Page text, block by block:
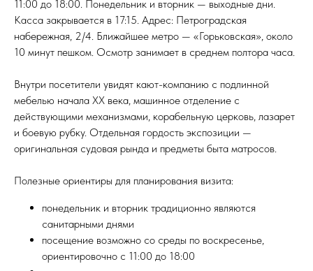
11:00 до 18:00. Понедельник и вторник — выходные дни.
Касса закрывается в 17:15. Адрес: Петроградская
набережная, 2/4. Ближайшее метро — «Горьковская», около
10 минут пешком. Осмотр занимает в среднем полтора часа.
Внутри посетители увидят кают-компанию с подлинной
мебелью начала XX века, машинное отделение с
действующими механизмами, корабельную церковь, лазарет
и боевую рубку. Отдельная гордость экспозиции —
оригинальная судовая рында и предметы быта матросов.
Полезные ориентиры для планирования визита:
понедельник и вторник традиционно являются
санитарными днями
посещение возможно со среды по воскресенье,
ориентировочно с 11:00 до 18:00